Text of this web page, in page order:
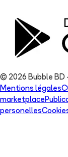
© 2026 Bubble BD
Mentions légales
marketplace
personelles